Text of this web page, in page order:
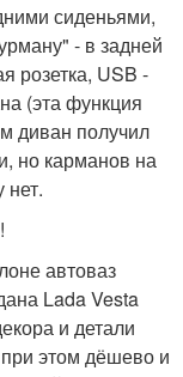
сиденьями,
- в задней
розетка, USB -
(эта функция
диван получил
но карманов на
нет.
автоваз
Lada Vesta
и детали
этом дёшево и